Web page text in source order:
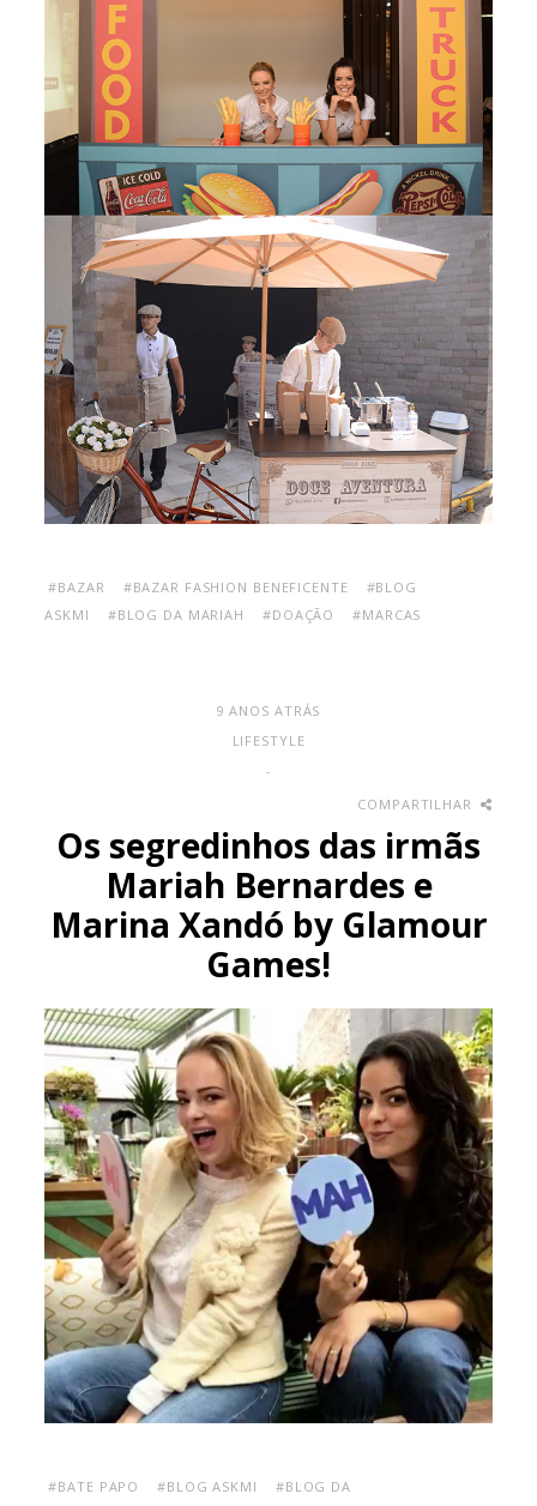
#BAZAR #BAZAR FASHION BENEFICENTE
#BLOG
ASKMI
#BLOG DA MARIAH #DOAÇÃO #MARCAS
9 ANOS ATRÁS
LIFESTYLE
-
COMPARTILHAR
Os segredinhos das irmãs
Mariah Bernardes e
Marina Xandó by Glamour
Games!
#BATE PAPO #BLOG ASKMI
#BLOG DA